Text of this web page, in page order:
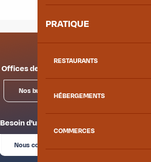
PRATIQUE
RESTAURANTS
HÉBERGEMENTS
COMMERCES
Offices de tourisme
Nos bureaux
Besoin d'un conseil ?
Nous contacter